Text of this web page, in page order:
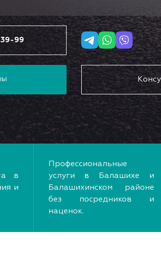
99
в
и
Профессиональные
услуги в Балашихе и
Балашихинском районе
без посредников и
наценок.